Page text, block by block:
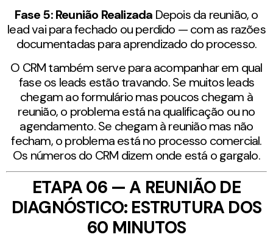
Fase 5: Reunião Realizada Depois da reunião, o
lead vai para fechado ou perdido — com as razões
documentadas para aprendizado do processo.
O CRM também serve para acompanhar em qual
fase os leads estão travando. Se muitos leads
chegam ao formulário mas poucos chegam à
reunião, o problema está na qualificação ou no
agendamento. Se chegam à reunião mas não
fecham, o problema está no processo comercial.
Os números do CRM dizem onde está o gargalo.
ETAPA 06 — A REUNIÃO DE
DIAGNÓSTICO: ESTRUTURA DOS
60 MINUTOS